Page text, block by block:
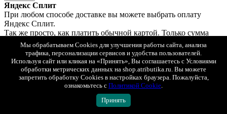
Яндекс Сплит
При любом способе доставке вы можете выбрать оплату
Яндекс Сплит.
Так же просто, как платить обычной картой. Только сумма
списывается не сразу, а постепенно, равными частями.
Сплит — сервис рассрочки, который делит оплату покупки на
4 части. В момент покупки нужно заплатить только ¼ от
суммы, дальше — 3 платежа раз в 2 недели.
Без комиссии, оплачиваете только стоимость заказа.
Это не кредит, для оформления не нужно подавать заявку и
ждать одобрения — понадобится только номер телефона.
Мы обрабатываем Cookies для улучшения работы сайта, анализа
трафика, персонализации сервисов и удобства пользователей.
Используя сайт или кликая на «Принять», Вы соглашаетесь с Условиями
обработки метрических данных на shop.atributika.ru. Вы можете
запретить обработку Cookies в настройках браузера. Пожалуйста,
ознакомьтесь с Политикой Cookie.
Принять